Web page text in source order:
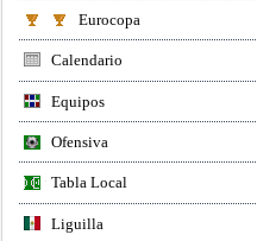
Eurocopa
Calendario
Equipos
Ofensiva
Tabla Local
Liguilla